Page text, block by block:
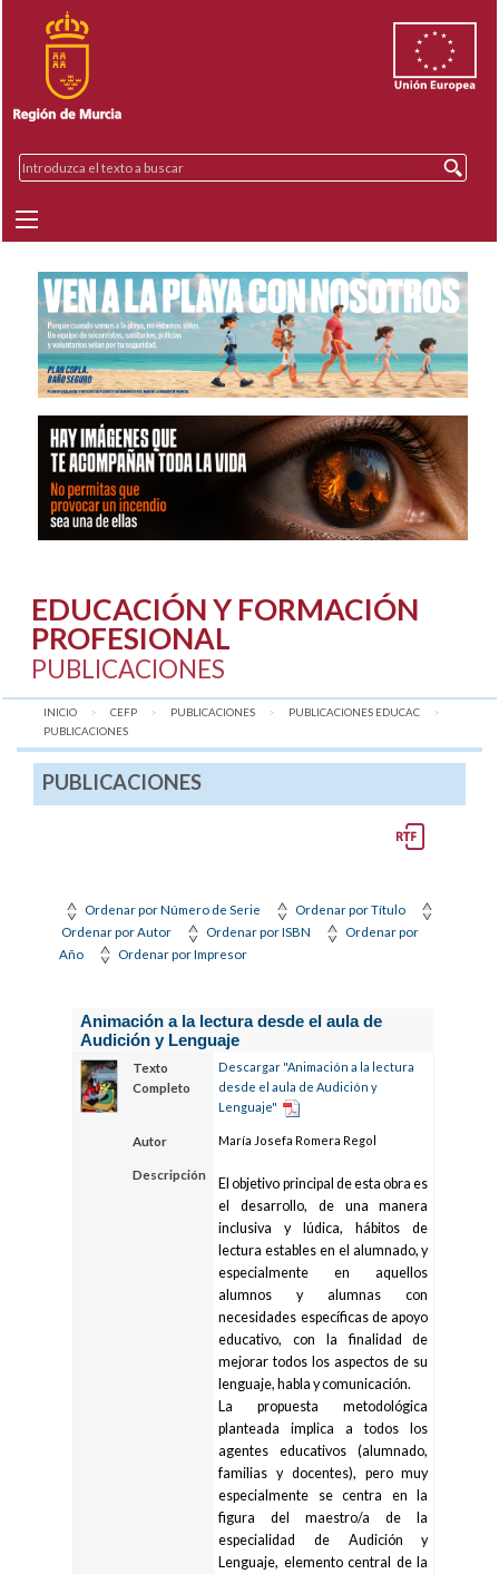
EDUCACIÓN Y FORMACIÓN
PROFESIONAL
PUBLICACIONES
INICIO CEFP PUBLICACIONES
PUBLICACIONES EDUCAC
AQUÍ:
PUBLICACIONES
PUBLICACIONES
Ordenar por Número de Serie
Ordenar por Título
Ordenar por Autor
Ordenar por ISBN
Ordenar por
Año
Ordenar por Impresor
Animación a la lectura desde el aula de
Audición y Lenguaje
Texto
Completo
Descargar "Animación a la lectura
desde el aula de Audición y
Lenguaje"
Autor María Josefa Romera Regol
Descripción
El objetivo principal de esta obra es
el desarrollo, de una manera
inclusiva y lúdica, hábitos de
lectura estables en el alumnado, y
especialmente en aquellos
alumnos y alumnas con
necesidades específicas de apoyo
educativo, con la finalidad de
mejorar todos los aspectos de su
lenguaje, habla y comunicación.
La propuesta metodológica
planteada implica a todos los
agentes educativos (alumnado,
familias y docentes), pero muy
especialmente se centra en la
figura del maestro/a de la
especialidad de Audición y
Lenguaje, elemento central de la